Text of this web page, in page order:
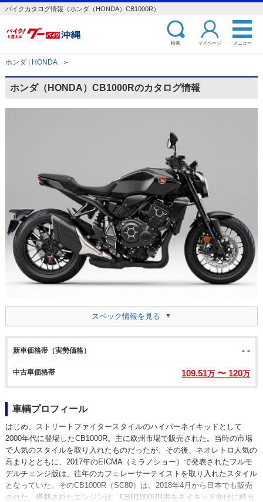
バイクカタログ情報（ホンダ（HONDA）CB1000R）
検索 マイページ メニュー
ホンダ | HONDA ＞
ホンダ（HONDA）CB1000Rのカタログ情報
スペック情報を見る
新車価格帯（実勢価格） - -
中古車価格帯 109.51万 〜 120万
車輌プロフィール
はじめ、ストリートファイタースタイルのハイパーネイキッドとして
2000年代に登場したCB1000R。主に欧州市場で販売された。当時の市場
で人気のスタイルを取り入れたものだったが、その後、ネオレトロ人気の
高まりとともに、2017年のEICMA（ミラノショー）で発表されたフルモ
デルチェンジ版は、往年のカフェレーサーテイストを取り入れたスタイル
となっていた。そのCB1000R（SC80）は、2018年4月から日本でも販売
された。搭載されたエンジンは、CBR1000RR用をネイキッド向けに精セ